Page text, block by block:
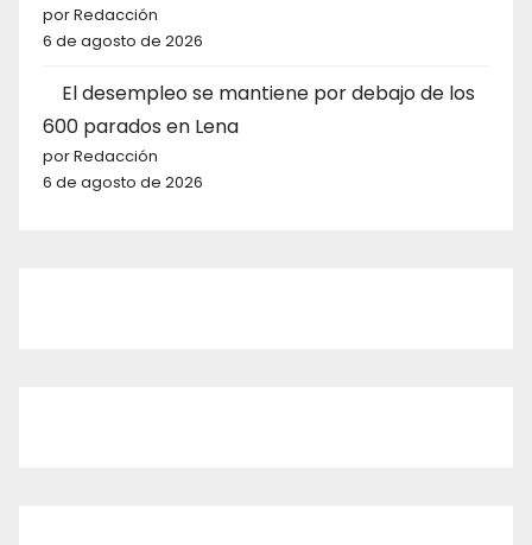
por Redacción
6 de agosto de 2026
El desempleo se mantiene por debajo de los
600 parados en Lena
por Redacción
6 de agosto de 2026